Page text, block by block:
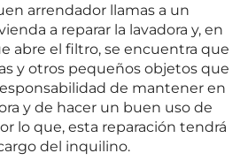
arrendador llamas a un
a reparar la lavadora y, en
abre el filtro, se encuentra que
y otros pequeños objetos que
de mantener en
y de hacer un buen uso de
lo que, esta reparación tendrá
del inquilino.